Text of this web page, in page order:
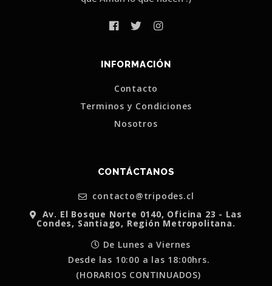
INFORMACIÓN
Contacto
Terminos y Condiciones
Nosotros
CONTÁCTANOS
contacto@tripodes.cl
Av. El Bosque Norte 0140, Oficina 23 - Las
Condes, Santiago, Región Metropolitana.
De Lunes a Viernes
Desde las 10:00 a las 18:00hrs.
(HORARIOS CONTINUADOS)